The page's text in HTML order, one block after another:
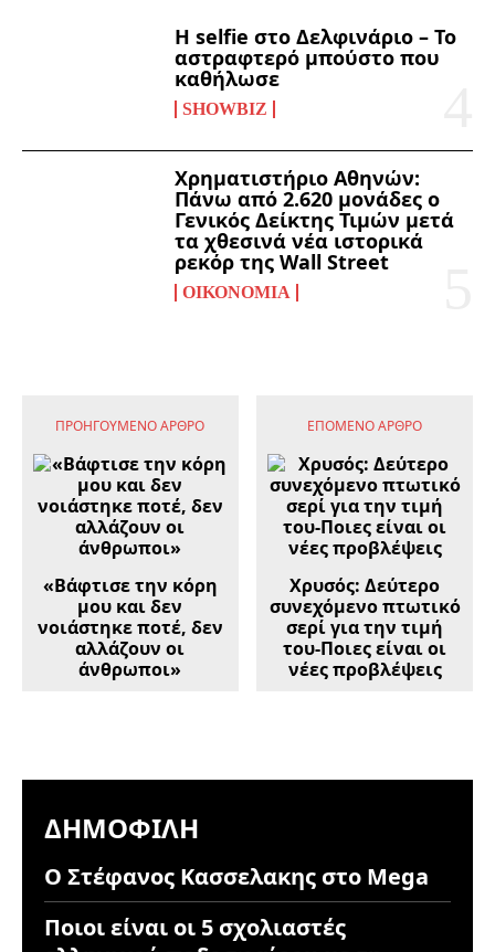
Η selfie στο Δελφινάριο – Το
αστραφτερό μπούστο που
καθήλωσε
SHOWBIZ
Χρηματιστήριο Αθηνών:
Πάνω από 2.620 μονάδες ο
Γενικός Δείκτης Τιμών μετά
τα χθεσινά νέα ιστορικά
ρεκόρ της Wall Street
ΟΙΚΟΝΟΜΊΑ
ΠΡΟΗΓΟΎΜΕΝΟ ΆΡΘΡΟ
«Bάφτισε την κόρη
μου και δεν
νοιάστηκε ποτέ, δεν
αλλάζουν οι
άνθρωποι»
ΕΠΌΜΕΝΟ ΆΡΘΡΟ
Χρυσός: Δεύτερο
συνεχόμενο πτωτικό
σερί για την τιμή
του-Ποιες είναι οι
νέες προβλέψεις
ΔΗΜΟΦΙΛΉ
Ο Στέφανος Κασσελακης στο Mega
Ποιοι είναι οι 5 σχολιαστές